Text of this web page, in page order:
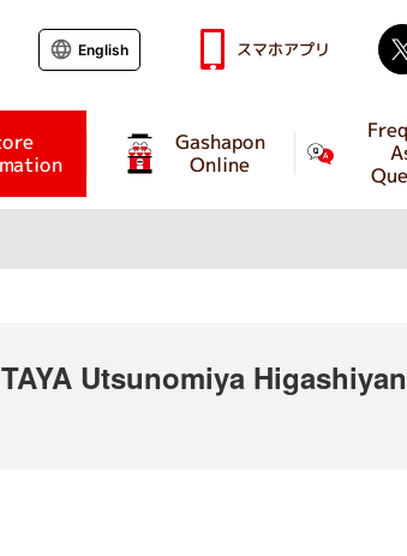
Gashapon
Online
English スマホアプリ
Utsunomiya